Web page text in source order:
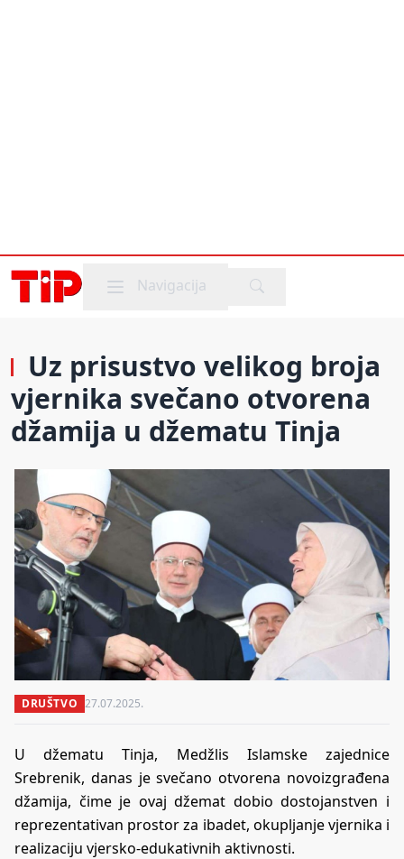
Mobile menu
Navigacija
Uz prisustvo velikog broja
vjernika svečano otvorena
džamija u džematu Tinja
DRUŠTVO 27.07.2025.
U džematu Tinja, Medžlis Islamske zajednice
Srebrenik, danas je svečano otvorena novoizgrađena
džamija, čime je ovaj džemat dobio dostojanstven i
reprezentativan prostor za ibadet, okupljanje vjernika i
realizaciju vjersko-edukativnih aktivnosti.